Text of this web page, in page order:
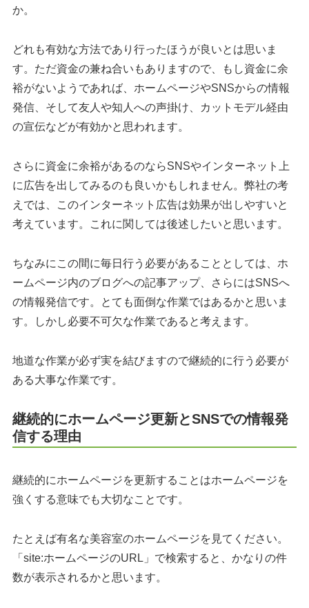
か。
どれも有効な方法であり行ったほうが良いとは思いま
す。ただ資金の兼ね合いもありますので、もし資金に余
裕がないようであれば、ホームページやSNSからの情報
発信、そして友人や知人への声掛け、カットモデル経由
の宣伝などが有効かと思われます。
さらに資金に余裕があるのならSNSやインターネット上
に広告を出してみるのも良いかもしれません。弊社の考
えでは、このインターネット広告は効果が出しやすいと
考えています。これに関しては後述したいと思います。
ちなみにこの間に毎日行う必要があることとしては、ホ
ームページ内のブログへの記事アップ、さらにはSNSへ
の情報発信です。とても面倒な作業ではあるかと思いま
す。しかし必要不可欠な作業であると考えます。
地道な作業が必ず実を結びますので継続的に行う必要が
ある大事な作業です。
継続的にホームページ更新とSNSでの情報発
信する理由
継続的にホームページを更新することはホームページを
強くする意味でも大切なことです。
たとえば有名な美容室のホームページを見てください。
「site:ホームページのURL」で検索すると、かなりの件
数が表示されるかと思います。